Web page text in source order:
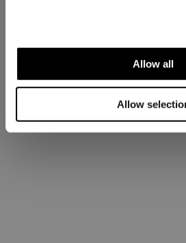
Allow all
Allow